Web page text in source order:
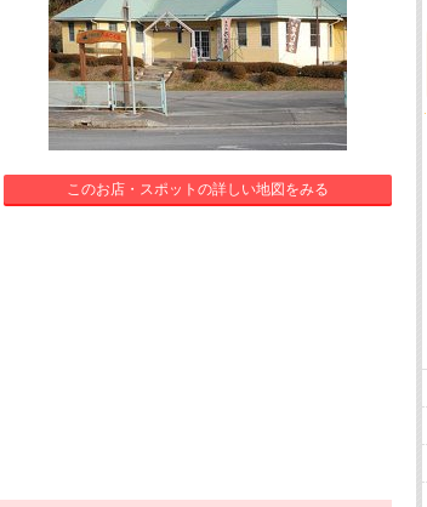
このお店・スポットの詳しい地図をみる